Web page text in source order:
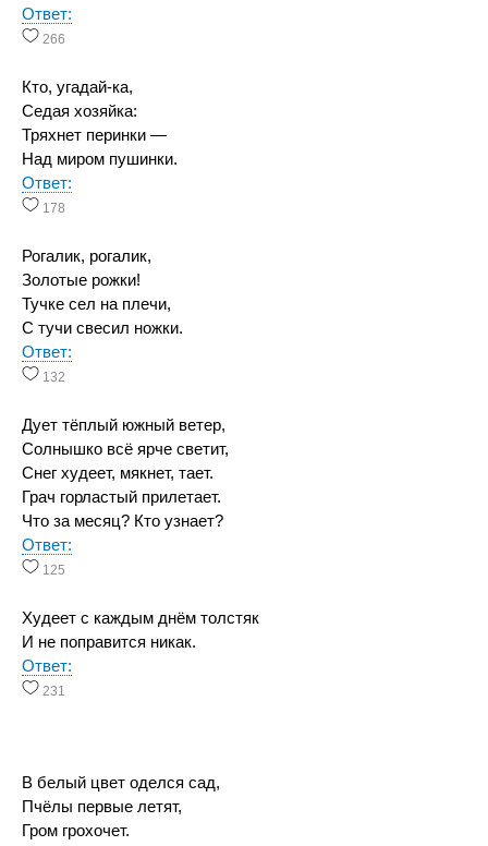
Ответ:
266
Кто, угадай-ка,
Седая хозяйка:
Тряхнет перинки —
Над миром пушинки.
Ответ:
178
Рогалик, рогалик,
Золотые рожки!
Тучке сел на плечи,
С тучи свесил ножки.
Ответ:
132
Дует тёплый южный ветер,
Солнышко всё ярче светит,
Снег худеет, мякнет, тает.
Грач горластый прилетает.
Что за месяц? Кто узнает?
Ответ:
125
Худеет с каждым днём толстяк
И не поправится никак.
Ответ:
231
В белый цвет оделся сад,
Пчёлы первые летят,
Гром грохочет.